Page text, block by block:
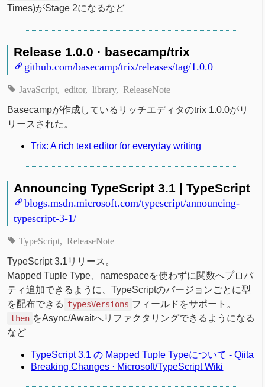
Times)がStage 2になるなど
Release 1.0.0 · basecamp/trix
github.com/basecamp/trix/releases/tag/1.0.0
JavaScript editor library ReleaseNote
Basecampが作成しているリッチエディタのtrix 1.0.0がリ
リースされた。
Trix: A rich text editor for everyday writing
Announcing TypeScript 3.1 | TypeScript
blogs.msdn.microsoft.com/typescript/announcing-
typescript-3-1/
TypeScript ReleaseNote
TypeScript 3.1リリース。
Mapped Tuple Type、namespaceを使わずに関数へプロパ
ティ追加できるように、TypeScriptのバージョンごとに型
を配布できる typesVersions フィールドをサポート。
then をAsync/Awaitへリファクタリングできるようになる
など
TypeScript 3.1 の Mapped Tuple Typeについて - Qiita
Breaking Changes · Microsoft/TypeScript Wiki